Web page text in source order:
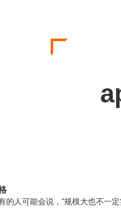
的人可能会说，“规模大也不一